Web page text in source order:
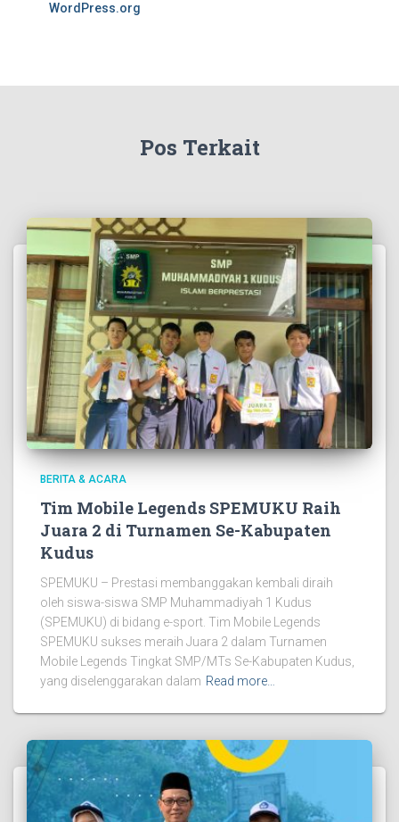
WordPress.org
Pos Terkait
BERITA & ACARA
Tim Mobile Legends SPEMUKU Raih
Juara 2 di Turnamen Se-Kabupaten
Kudus
SPEMUKU – Prestasi membanggakan kembali diraih
oleh siswa-siswa SMP Muhammadiyah 1 Kudus
(SPEMUKU) di bidang e-sport. Tim Mobile Legends
SPEMUKU sukses meraih Juara 2 dalam Turnamen
Mobile Legends Tingkat SMP/MTs Se-Kabupaten Kudus,
yang diselenggarakan dalam Read more…